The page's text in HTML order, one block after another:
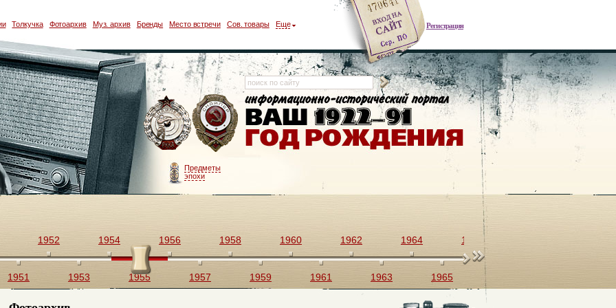
Регистрация
Толкучка Фотоархив Муз. архив Бренды Место встречи Сов. товары Еще
Предметы
эпохи
1951
1952
1953
1954
1955
1956
1957
1958
1959
1960
1961
1962
1963
1964
1965
1966